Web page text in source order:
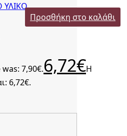
Προσθήκη στο καλάθι
7,90€.6,72€Η
6,72€.